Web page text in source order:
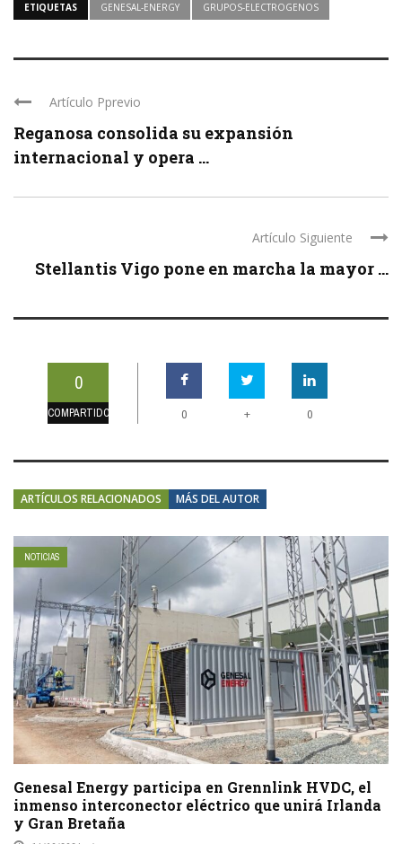
ETIQUETAS GENESAL-ENERGY GRUPOS-ELECTROGENOS
Artículo Pprevio
Reganosa consolida su expansión
internacional y opera ...
Artículo Siguiente
Stellantis Vigo pone en marcha la mayor ...
0
COMPARTIDOS 0 + 0
ARTÍCULOS RELACIONADOS MÁS DEL AUTOR
NOTICIAS
Genesal Energy participa en Grennlink HVDC, el
inmenso interconector eléctrico que unirá Irlanda
y Gran Bretaña